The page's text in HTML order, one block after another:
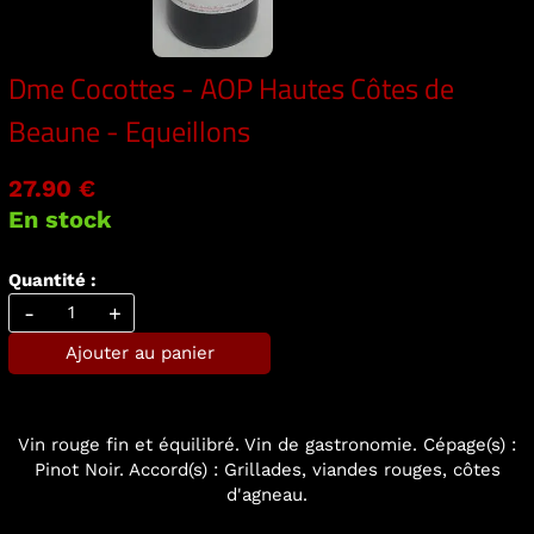
Dme Cocottes - AOP Hautes Côtes de
Beaune - Equeillons
27.90 €
En stock
Quantité :
- +
Ajouter au panier
Vin rouge fin et équilibré. Vin de gastronomie. Cépage(s) :
Pinot Noir. Accord(s) : Grillades, viandes rouges, côtes
d'agneau.